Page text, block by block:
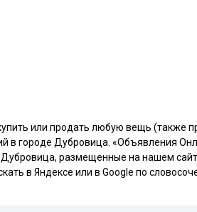
или продать любую вещь (также
в городе Дубровица. «Объявления
размещенные на нашем
в Яндексе или в Google по